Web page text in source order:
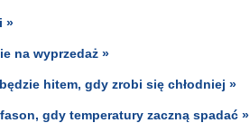
»
na wyprzedaż »
hitem, gdy zrobi się chłodniej »
gdy temperatury zaczną spadać »